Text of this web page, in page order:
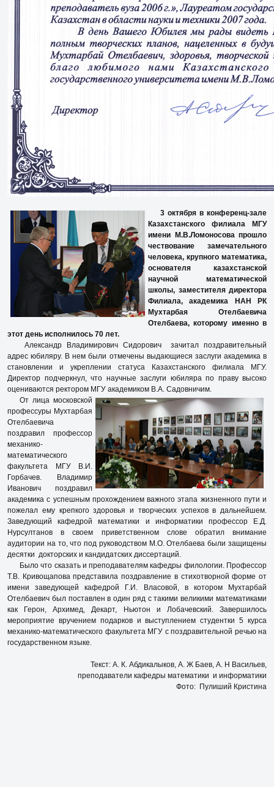
3 октября в конференц-зале
Казахстанского филиала МГУ
имени М.В.Ломоносова прошло
чествование замечательного
человека, крупного математика,
основателя казахстанской
научной математической
школы, заместителя директора
Филиала, академика HAH РК
Мухтарбая Отелбаевича
Отелбаева, которому именно в
этот день исполнилось 70 лет.
Александр Владимирович Сидорович зачитал поздравительный
адрес юбиляру. В нем были отмечены выдающиеся заслуги академика в
становлении и укреплении статуса Казахстанского филиала МГУ.
Директор подчеркнул, что научные заслуги юбиляра по праву высоко
оцениваются ректором МГУ академиком В.А. Садовничим.
От лица московской
профессуры Мухтарбая
Отелбаевича
поздравил профессор
механико-
математического
факультета МГУ В.И.
Горбачев. Владимир
Иванович поздравил
академика с успешным прохождением важного этапа жизненного пути и
пожелал ему крепкого здоровья и творческих успехов в дальнейшем.
Заведующий кафедрой математики и информатики профессор Е.Д.
Нурсултанов в своем приветственном слове обратил внимание
аудитории на то, что под руководством М.О. Отелбаева были защищены
десятки докторских и кандидатских диссертаций.
Было что сказать и преподавателям кафедры филологии. Профессор
Т.В. Кривощапова представила поздравление в стихотворной форме от
имени заведующей кафедрой Г.И. Власовой, в котором Мухтарбай
Отелбаевич был поставлен в один ряд с такими великими математиками
как Герон, Архимед, Декарт, Ньютон и Лобачевский. Завершилось
мероприятие вручением подарков и выступлением студентки 5 курса
механико-математического факультета МГУ с поздравительной речью на
государственном языке.
Текст: А. К. Абдикалыков, А. Ж Баев, А. Н Васильев,
преподаватели кафедры математики и информатики
Фото: Пулиший Кристина